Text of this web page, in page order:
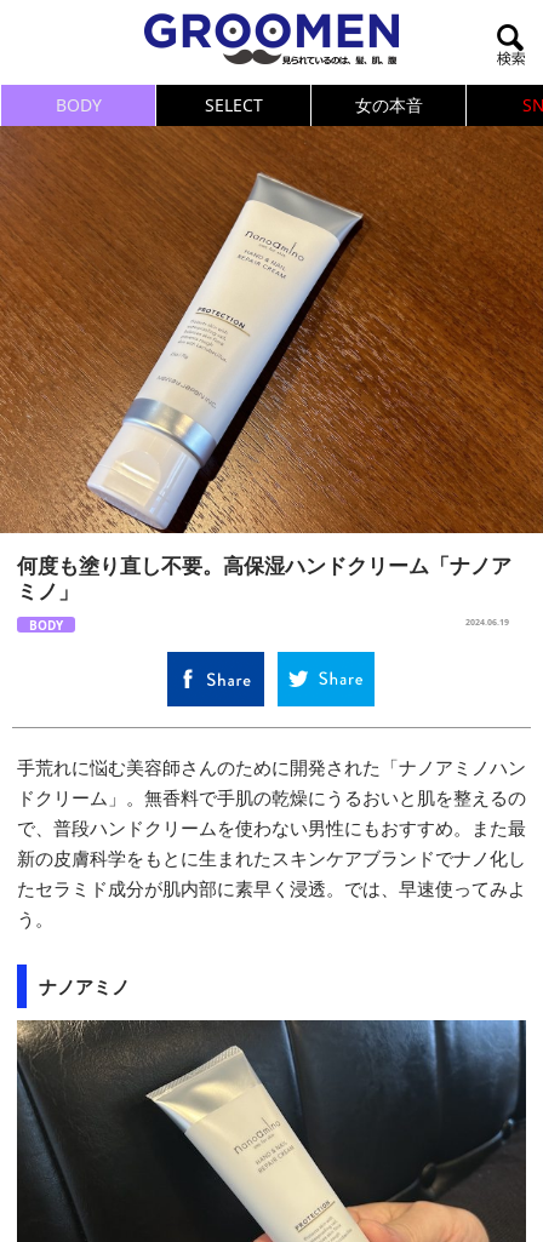
BODY SELECT 女の本音
何度も塗り直し不要。高保湿ハンドクリーム「ナノア
ミノ」
BODY 2024.06.19
手荒れに悩む美容師さんのために開発された「ナノアミノハン
ドクリーム」。無香料で手肌の乾燥にうるおいと肌を整えるの
で、普段ハンドクリームを使わない男性にもおすすめ。また最
新の皮膚科学をもとに生まれたスキンケアブランドでナノ化し
たセラミド成分が肌内部に素早く浸透。では、早速使ってみよ
う。
ナノアミノ